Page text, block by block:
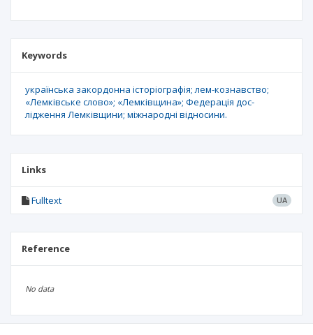
Keywords
українська закордонна історіографія; лем-кознавство;
«Лемківське слово»; «Лемківщина»; Федерація дос-
лідження Лемківщини; міжнародні відносини.
Links
Fulltext UA
Reference
No data